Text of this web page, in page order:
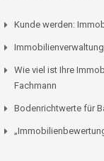
Kunde werden:
Wie viel ist Ihre
Fachmann
Bodenrichtwerte für